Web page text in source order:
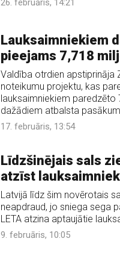
26. februāris, 14:21
Lauksaimniekiem
pieejams 7,718
Valdība otrdien
noteikumu projektu, kas
lauksaimniekiem
dažādiem atbalsta
17. februāris, 13:54
Līdzšinējais sals
atzīst
Latvijā līdz šim novērotais
neapdraud, jo sniega sega
LETA atzina aptaujātie
9. februāris, 10:05